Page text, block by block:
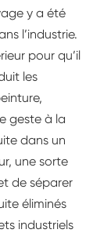
y a été
l’industrie.
pour qu’il
les
geste à la
dans un
une sorte
de séparer
éliminés
industriels